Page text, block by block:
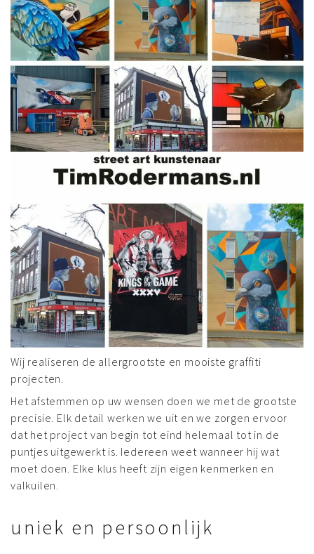
Wij realiseren de allergrootste en mooiste graffiti
projecten.
Het afstemmen op uw wensen doen we met de grootste
precisie. Elk detail werken we uit en we zorgen ervoor
dat het project van begin tot eind helemaal tot in de
puntjes uitgewerkt is. Iedereen weet wanneer hij wat
moet doen. Elke klus heeft zijn eigen kenmerken en
valkuilen.
uniek en persoonlijk